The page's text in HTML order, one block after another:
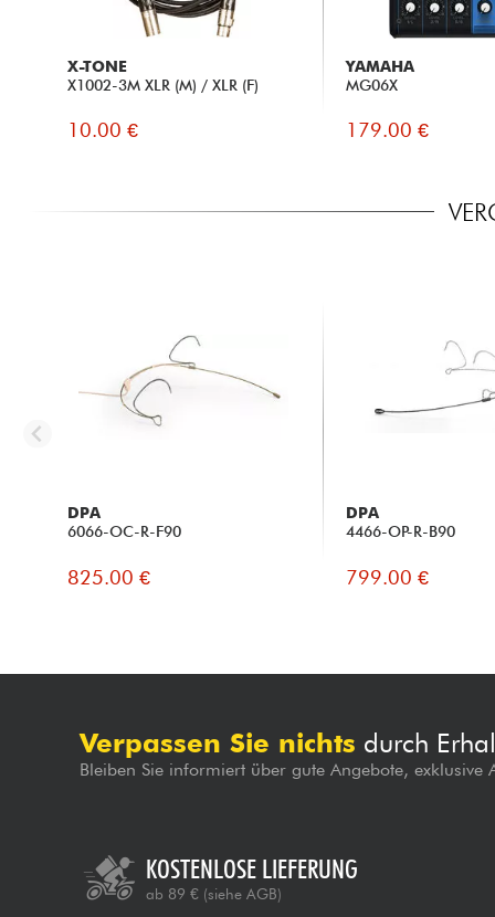
X-TONE
X1002-3M XLR (M) / XLR (F)
10.00 €
YAMAHA
MG06X
179.00 €
DPA
6066-OC-R-F90
825.00 €
DPA
4466-OP-R-B90
799.00 €
Verpassen Sie nichts durch
Bleiben Sie informiert über gute Angebote, exklusive
KOSTENLOSE LIEFERUNG
ab 89 € (siehe AGB)